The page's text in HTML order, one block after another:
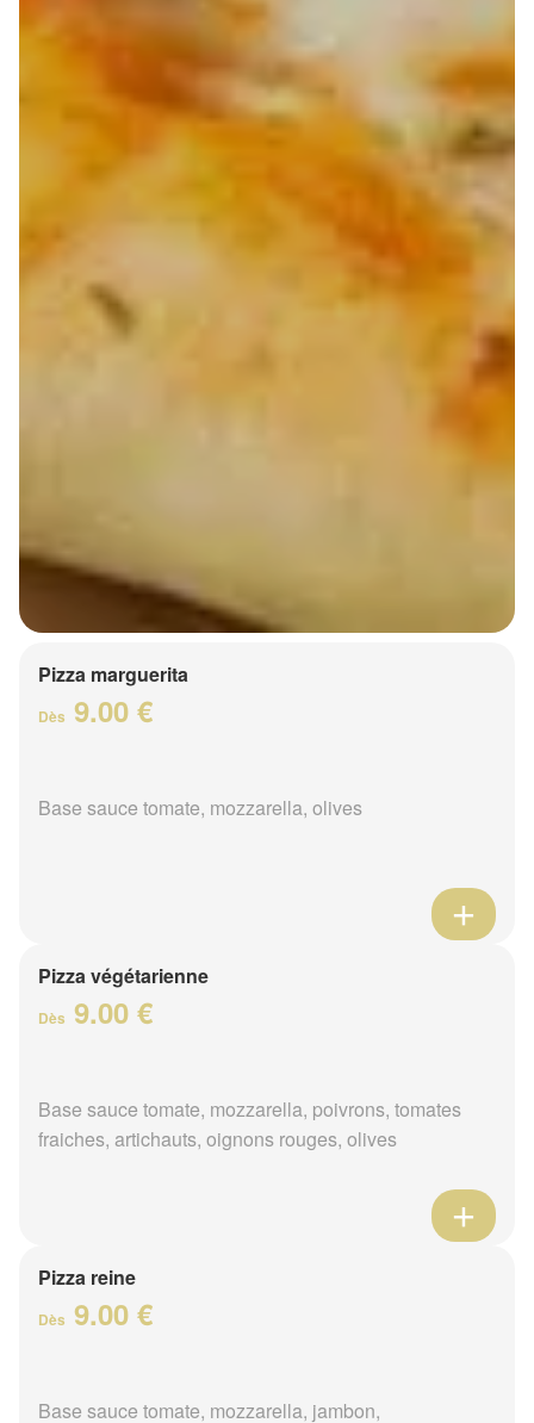
Pizza marguerita
Dès 9.00 €
Base sauce tomate, mozzarella, olives
Pizza végétarienne
Dès 9.00 €
Base sauce tomate, mozzarella, poivrons, tomates
fraiches, artichauts, oignons rouges, olives
Pizza reine
Dès 9.00 €
Base sauce tomate, mozzarella, jambon,